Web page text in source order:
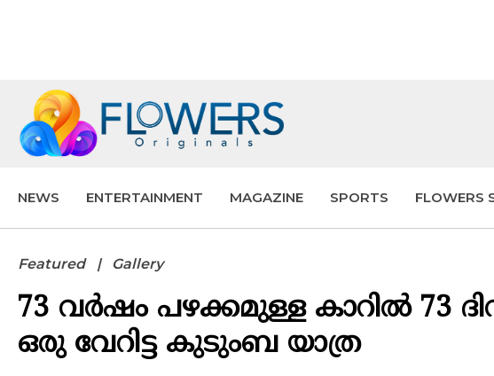
NEWS ENTERTAINMENT MAGAZINE SPORTS FLOWERS
Featured Gallery
73 വർഷം പഴക്കമുള്ള കാറിൽ 73
ഒരു വേറിട്ട കുടുംബ യാത്ര